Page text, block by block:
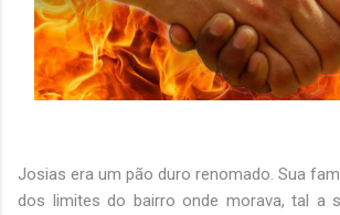
Josias era um pão duro renomado. Sua
dos limites do bairro onde morava, tal a